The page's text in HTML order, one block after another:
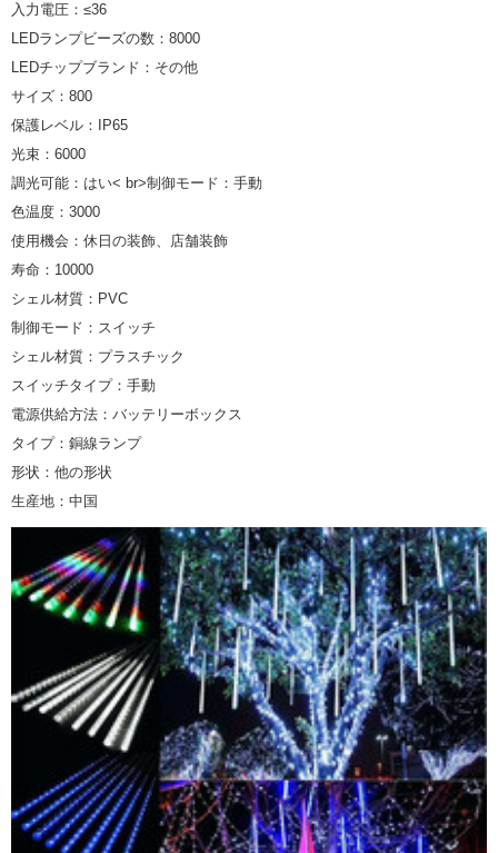
入力電圧：≤36
LEDランプビーズの数：8000
LEDチップブランド：その他
サイズ：800
保護レベル：IP65
光束：6000
調光可能：はい< br>制御モード：手動
色温度：3000
使用機会：休日の装飾、店舗装飾
寿命：10000
シェル材質：PVC
制御モード：スイッチ
シェル材質：プラスチック
スイッチタイプ：手動
電源供給方法：バッテリーボックス
タイプ：銅線ランプ
形状：他の形状
生産地：中国